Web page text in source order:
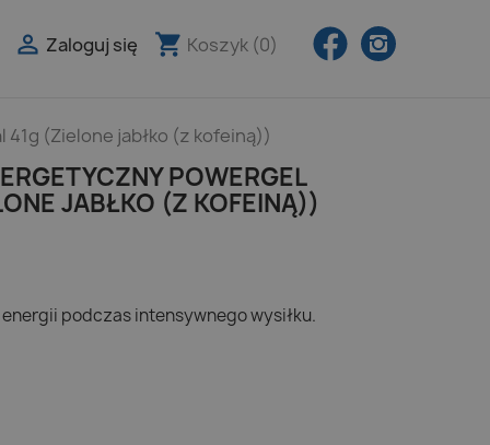
Facebook
shopping_cart Koszyk (0)
 Zaloguj się
(Zielone jabłko (z kofeiną))
POWERGEL
JABŁKO (Z KOFEINĄ))
podczas intensywnego wysiłku.